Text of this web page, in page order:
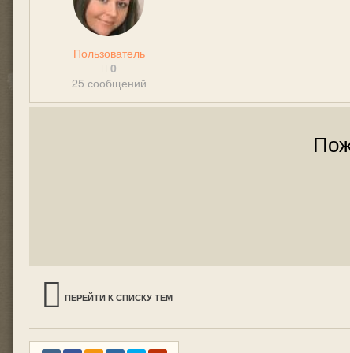
Пользователь
0
25 сообщений
ПЕРЕЙТИ К СПИСКУ ТЕМ